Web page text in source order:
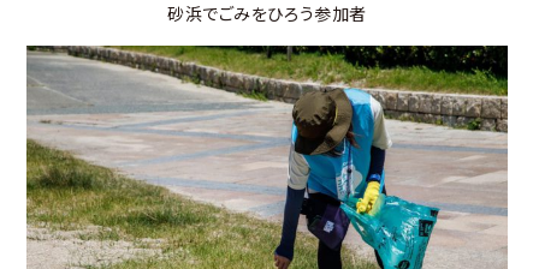
砂浜でごみをひろう参加者